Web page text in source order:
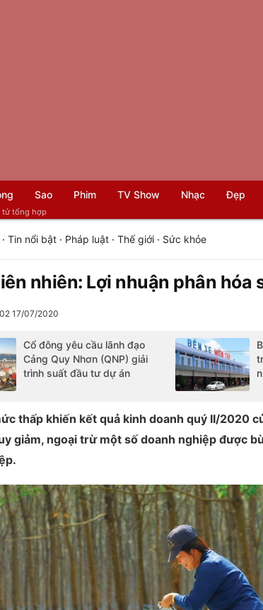
tử tổng hợp
Sao Phim TV Show Nhạc Đẹp
· Tin nổi bật· Pháp luật· Thế giới· Sức khỏe
nhiên: Lợi nhuận phân hóa
17/07/2020
Cổ đông yêu cầu lãnh đạo
Cảng Quy Nhơn (QNP) giải
trình suất đầu tư dự án
thấp khiến kết quả kinh doanh quý II/2020
giảm, ngoại trừ một số doanh nghiệp được